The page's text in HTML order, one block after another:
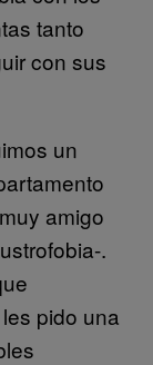
tanto
con sus
un
amigo
.
pido una